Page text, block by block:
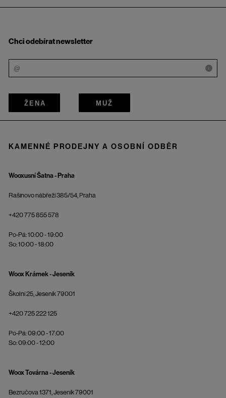
Chci odebírat newsletter
i
ŽENA MUŽ
KAMENNÉ PRODEJNY A OSOBNÍ ODBĚR
Wooxusní Šatna - Praha
Rašínovo nábřeží 385/54, Praha
+420 775 855 578
Po-Pá: 10:00 - 19:00
So: 10:00 - 18:00
Woox Krámek - Jeseník
Školní 25, Jeseník 79001
+420 725 222 125
Po-Pá: 09:00 - 17:00
So: 09:00 - 12:00
Woox Továrna - Jeseník
Bezručova 1371, Jeseník 79001